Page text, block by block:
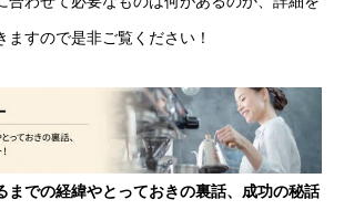
ますので是非ご覧ください！
での経緯やとっておきの裏話、成功の秘話